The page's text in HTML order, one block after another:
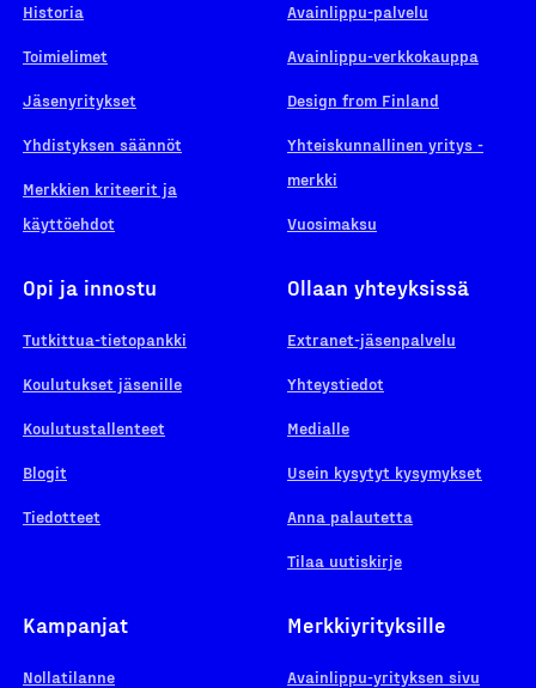
Historia
Toimielimet
Jäsenyritykset
Yhdistyksen säännöt
Merkkien kriteerit ja
käyttöehdot
Avainlippu-palvelu
Avainlippu-verkkokauppa
Design from Finland
Yhteiskunnallinen yritys -
merkki
Vuosimaksu
Opi ja innostu
Tutkittua-tietopankki
Koulutukset jäsenille
Koulutustallenteet
Blogit
Tiedotteet
Ollaan yhteyksissä
Extranet-jäsenpalvelu
Yhteystiedot
Medialle
Usein kysytyt kysymykset
Anna palautetta
Tilaa uutiskirje
Kampanjat
Nollatilanne
Merkkiyrityksille
Avainlippu-yrityksen sivu